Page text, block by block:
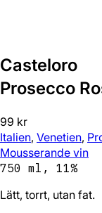
Casteloro
Prosecco
99 kr
Italien, Venetien,
Mousserande vin
750 ml, 11%
Lätt, torrt, utan fat.